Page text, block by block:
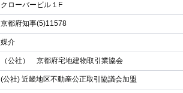
クローバービル１F
京都府知事(5)11578
媒介
（公社） 京都府宅地建物取引業協会
(公社) 近畿地区不動産公正取引協議会加盟